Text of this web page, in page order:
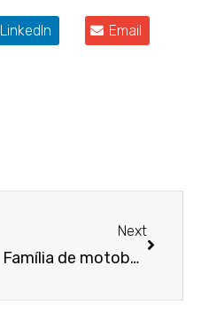
LinkedIn Email
Next
Família de motoboy que morreu em acidente em serviço receberá indenização